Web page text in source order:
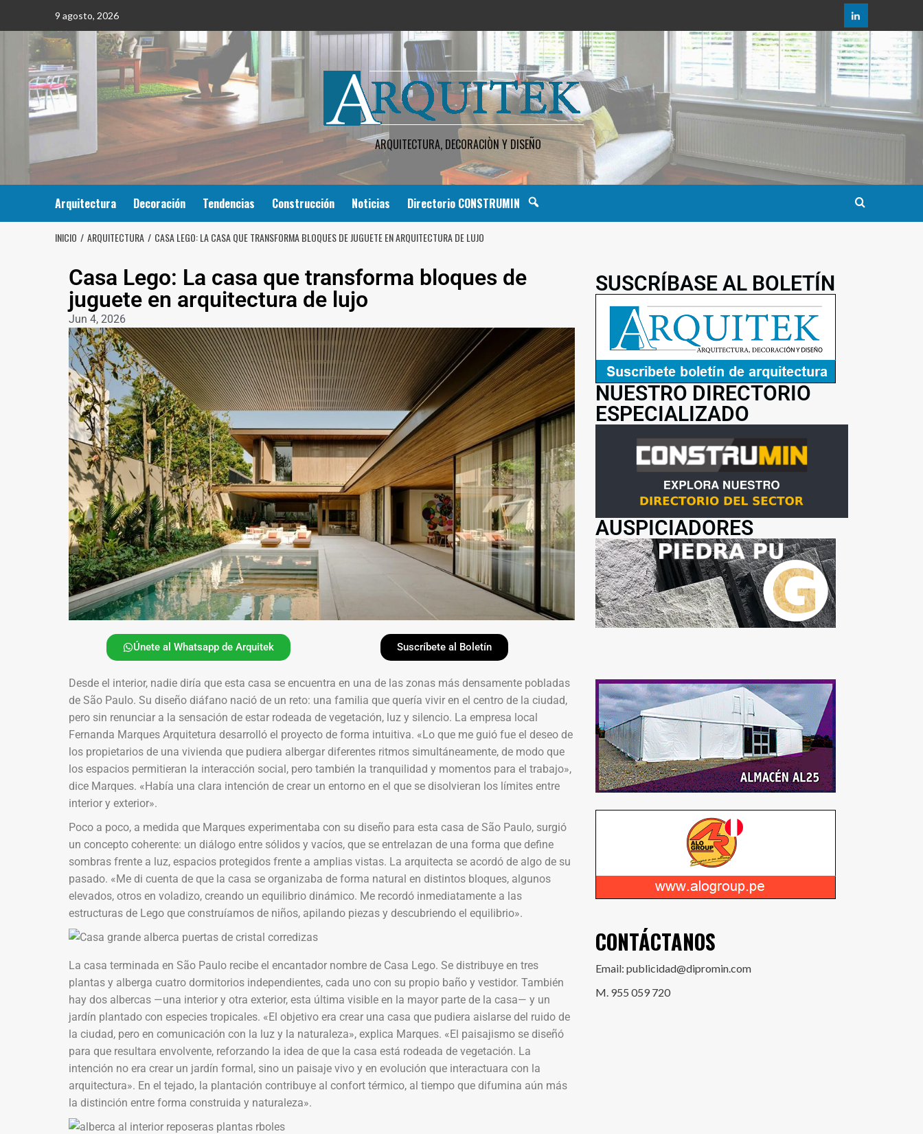
9 agosto, 2026
ARQUITECTURA, DECORACIÒN Y DISEÑO
Arquitectura Decoración Tendencias Construcción Noticias Directorio CONSTRUMIN
INICIO ARQUITECTURA CASA LEGO: LA CASA QUE TRANSFORMA BLOQUES DE JUGUETE EN ARQUITECTURA DE LUJO
Casa Lego: La casa que transforma bloques de
juguete en arquitectura de lujo
Jun 4, 2026
Únete al Whatsapp de Arquitek Suscríbete al Boletín
Desde el interior, nadie diría que esta casa se encuentra en una de las zonas más densamente pobladas
de São Paulo. Su diseño diáfano nació de un reto: una familia que quería vivir en el centro de la ciudad,
pero sin renunciar a la sensación de estar rodeada de vegetación, luz y silencio. La empresa local
Fernanda Marques Arquitetura desarrolló el proyecto de forma intuitiva. «Lo que me guió fue el deseo de
los propietarios de una vivienda que pudiera albergar diferentes ritmos simultáneamente, de modo que
los espacios permitieran la interacción social, pero también la tranquilidad y momentos para el trabajo»,
dice Marques. «Había una clara intención de crear un entorno en el que se disolvieran los límites entre
interior y exterior».
Poco a poco, a medida que Marques experimentaba con su diseño para esta casa de São Paulo, surgió
un concepto coherente: un diálogo entre sólidos y vacíos, que se entrelazan de una forma que define
sombras frente a luz, espacios protegidos frente a amplias vistas. La arquitecta se acordó de algo de su
pasado. «Me di cuenta de que la casa se organizaba de forma natural en distintos bloques, algunos
elevados, otros en voladizo, creando un equilibrio dinámico. Me recordó inmediatamente a las
estructuras de Lego que construíamos de niños, apilando piezas y descubriendo el equilibrio».
La casa terminada en São Paulo recibe el encantador nombre de Casa Lego. Se distribuye en tres
plantas y alberga cuatro dormitorios independientes, cada uno con su propio baño y vestidor. También
hay dos albercas —una interior y otra exterior, esta última visible en la mayor parte de la casa— y un
jardín plantado con especies tropicales. «El objetivo era crear una casa que pudiera aislarse del ruido de
la ciudad, pero en comunicación con la luz y la naturaleza», explica Marques. «El paisajismo se diseñó
para que resultara envolvente, reforzando la idea de que la casa está rodeada de vegetación. La
intención no era crear un jardín formal, sino un paisaje vivo y en evolución que interactuara con la
arquitectura». En el tejado, la plantación contribuye al confort térmico, al tiempo que difumina aún más
la distinción entre forma construida y naturaleza».
SUSCRÍBASE AL BOLETÍN
NUESTRO DIRECTORIO
ESPECIALIZADO
AUSPICIADORES
CONTÁCTANOS
Email: publicidad@dipromin.com
M. 955 059 720